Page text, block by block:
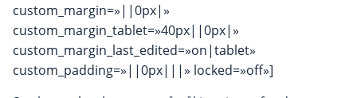
custom_margin=»||0px|»
custom_margin_tablet=»40px||0px|»
custom_margin_last_edited=»on|tablet»
custom_padding=»||0px|||» locked=»off»]